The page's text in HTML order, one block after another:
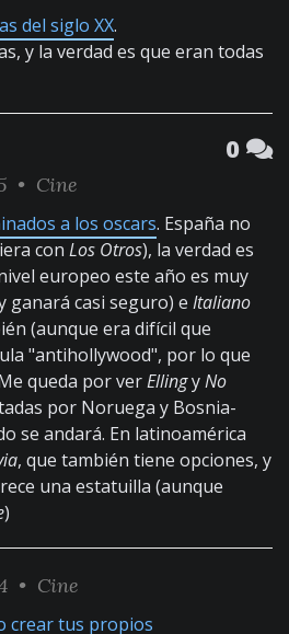
del siglo XX.
y la verdad es que eran todas
0
• Cine
a los oscars. España no
con Los Otros), la verdad es
europeo este año es muy
ganará casi seguro) e Italiano
(aunque era difícil que
"antihollywood", por lo que
queda por verEllingyNo
por Noruega y Bosnia-
se andará. En latinoamérica
, que también tiene opciones, y
una estatuilla (aunque
)
• Cine
crear tus propios